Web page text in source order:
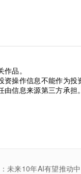
品。
操作信息不能作为投
信息来源第三方承担。
未来10年AI有望推动